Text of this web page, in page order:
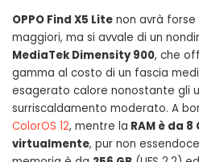
OPPO Find X5 Lite non avrà
maggiori, ma si avvale di un
MediaTek Dimensity 900, che
gamma al costo di un fascia
esagerato calore nonostante gli
surriscaldamento moderato. A
ColorOS 12, mentre la RAM è da
virtualmente, pur non